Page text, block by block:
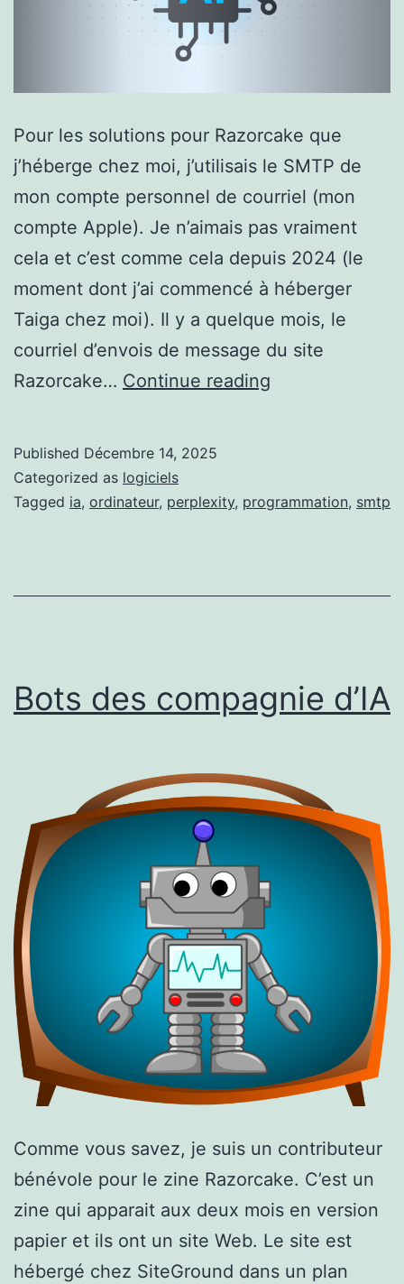
Pour les solutions pour Razorcake que
j’héberge chez moi, j’utilisais le SMTP de
mon compte personnel de courriel (mon
compte Apple). Je n’aimais pas vraiment
cela et c’est comme cela depuis 2024 (le
moment dont j’ai commencé à héberger
Taiga chez moi). Il y a quelque mois, le
courriel d’envois de message du site
Razorcake… Continue reading
Published Décembre 14, 2025
Categorized as logiciels
Tagged ia, ordinateur, perplexity, programmation, smtp
Bots des compagnie d’IA
Comme vous savez, je suis un contributeur
bénévole pour le zine Razorcake. C’est un
zine qui apparait aux deux mois en version
papier et ils ont un site Web. Le site est
hébergé chez SiteGround dans un plan